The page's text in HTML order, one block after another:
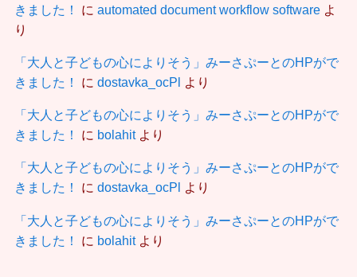
きました！
に automated document workflow softwareよ
り
「大人と子どもの心によりそう」みーさぷーとのHPがで
きました！
に dostavka_ocPl より
「大人と子どもの心によりそう」みーさぷーとのHPがで
きました！
に bolahitより
「大人と子どもの心によりそう」みーさぷーとのHPがで
きました！
に dostavka_ocPl より
「大人と子どもの心によりそう」みーさぷーとのHPがで
きました！
に bolahitより